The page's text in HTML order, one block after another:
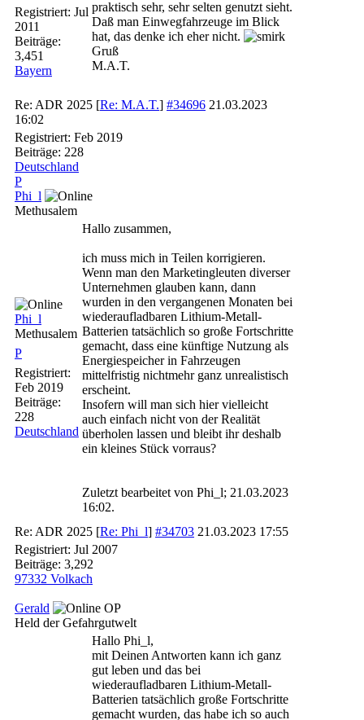
Registriert: Jul
2011
Beiträge:
3,451
Bayern
praktisch sehr, sehr selten genutzt sieht.
Daß man Einwegfahrzeuge im Blick
hat, das denke ich eher nicht.
Gruß
M.A.T.
Re: ADR 2025 [Re: M.A.T.] #34696 21.03.2023
16:02
Registriert: Feb 2019
Beiträge: 228
Deutschland
P
Phi_l
Methusalem
Phi_l
Methusalem
P
Registriert:
Feb 2019
Beiträge:
228
Deutschland
Hallo zusammen,
ich muss mich in Teilen korrigieren.
Wenn man den Marketingleuten diverser
Unternehmen glauben kann, dann
wurden in den vergangenen Monaten bei
wiederaufladbaren Lithium-Metall-
Batterien tatsächlich so große Fortschritte
gemacht, dass eine künftige Nutzung als
Energiespeicher in Fahrzeugen
mittelfristig nichtmehr ganz unrealistisch
erscheint.
Insofern will man sich hier vielleicht
auch einfach nicht von der Realität
überholen lassen und bleibt ihr deshalb
ein kleines Stück vorraus?
Zuletzt bearbeitet von Phi_l; 21.03.2023
16:02.
Re: ADR 2025 [Re: Phi_l] #34703 21.03.2023 17:55
Registriert: Jul 2007
Beiträge: 3,292
97332 Volkach
Gerald
OP
Held der Gefahrgutwelt
Hallo Phi_l,
mit Deinen Antworten kann ich ganz
gut leben und das bei
wiederaufladbaren Lithium-Metall-
Batterien tatsächlich große Fortschritte
gemacht wurden, das habe ich so auch